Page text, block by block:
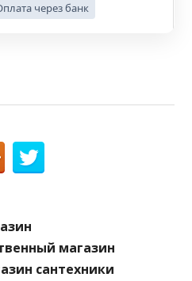
через банк
магазин
сантехники